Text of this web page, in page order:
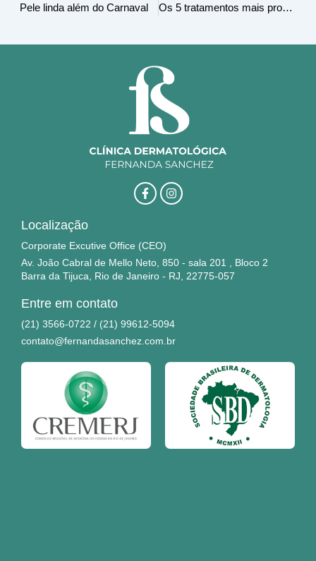
Pele linda além do Carnaval Os 5 tratamentos mais procurados durante o inverno
F
a
o
k
-
I
n
a
m
Localização
Corporate Excutive Office (CEO)
Av. João Cabral de Mello Neto, 850 - sala 201 , Bloco 2
Barra da Tijuca, Rio de Janeiro - RJ, 22775-057
Entre em contato
(21) 3566-0722 / (21) 99612-5094
contato@fernandasanchez.com.br